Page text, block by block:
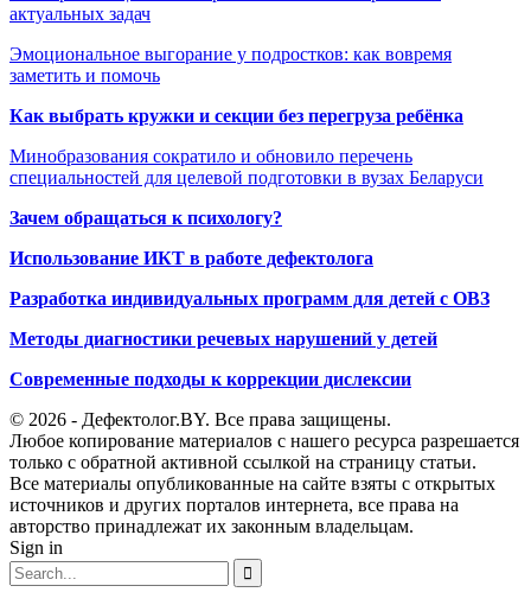
актуальных задач
Эмоциональное выгорание у подростков: как вовремя
заметить и помочь
Как выбрать кружки и секции без перегруза ребёнка
Минобразования сократило и обновило перечень
специальностей для целевой подготовки в вузах Беларуси
Зачем обращаться к психологу?
Использование ИКТ в работе дефектолога
Разработка индивидуальных программ для детей с ОВЗ
Методы диагностики речевых нарушений у детей
Современные подходы к коррекции дислексии
© 2026 - Дефектолог.BY. Все права защищены.
Любое копирование материалов с нашего ресурса разрешается
только с обратной активной ссылкой на страницу статьи.
Все материалы опубликованные на сайте взяты с открытых
источников и других порталов интернета, все права на
авторство принадлежат их законным владельцам.
Sign in